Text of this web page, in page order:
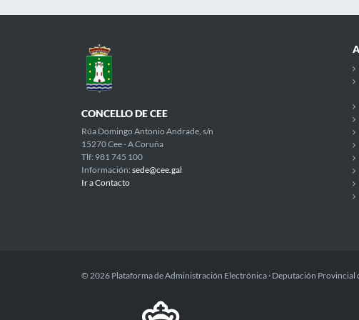
CONCELLO DE CEE
Rúa Domingo Antonio Andrade, s/n
15270 Cee - A Coruña
Tlf: 981 745 100
Información: sede@cee.gal
Ir a Contacto
© 2026 Plataforma de Administración Electrónica · Deputación Provincial